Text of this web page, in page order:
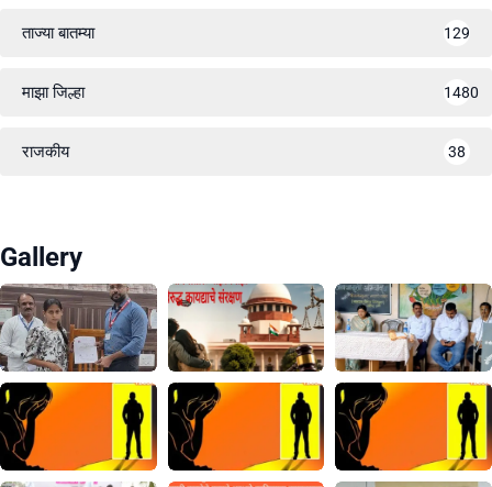
ताज्या बातम्या 129
माझा जिल्हा 1480
राजकीय 38
Gallery